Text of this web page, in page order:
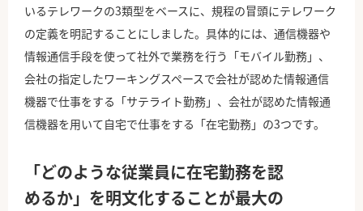
いるテレワークの3類型をベースに、規程の冒頭にテレワーク
の定義を明記することにしました。具体的には、通信機器や
情報通信手段を使って社外で業務を行う「モバイル勤務」、
会社の指定したワーキングスペースで会社が認めた情報通信
機器で仕事をする「サテライト勤務」、会社が認めた情報通
信機器を用いて自宅で仕事をする「在宅勤務」の3つです。
「どのような従業員に在宅勤務を認
めるか」を明文化することが最大の